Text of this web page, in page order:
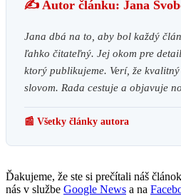
✍️ Autor článku: Jana
Jana dbá na to, aby bol každý
ľahko čitateľný. Jej okom pre
ktorý publikujeme. Verí, že
slovom. Rada cestuje a objavuje
📰 Všetky články autora
Ďakujeme, že ste si prečítali náš
nás v službe Google News a na